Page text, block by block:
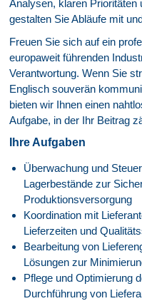
Analysen, klaren
gestalten Sie Abläufe mit
Freuen Sie sich auf ein
europaweit führenden
Verantwortung. Wenn Sie
Englisch souverän
bieten wir Ihnen einen
Aufgabe, in der Ihr Beitrag
Ihre Aufgaben
Überwachung und
Lagerbestände zur
Produktionsversorgung
Koordination mit
Lieferzeiten und
Bearbeitung von
Lösungen zur
Pflege und Optimierung
Durchführung von